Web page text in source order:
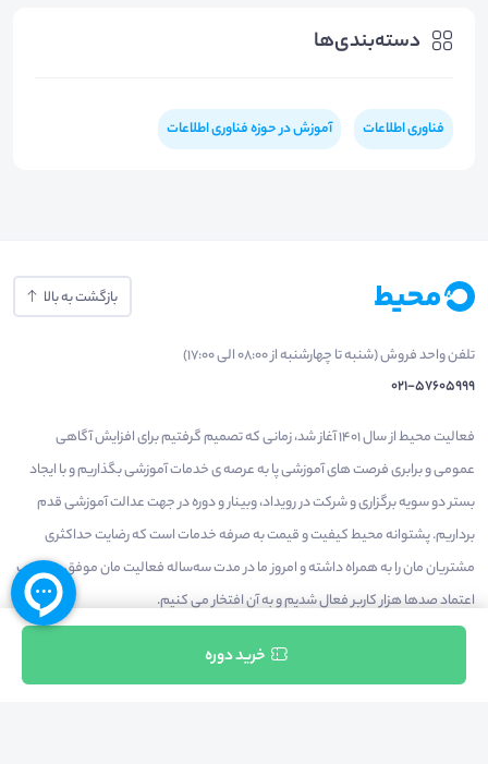
دسته‌بندی‌ها
فناوری اطلاعات آموزش در حوزه فناوری اطلاعات
خرید دوره
بازگشت به بالا
تلفن واحد فروش (شنبه تا چهارشنبه از 08:00 الی 17:00)
021-57605999
فعالیت محیط از سال 1401 آغاز شد، زمانی که تصمیم گرفتیم برای افزایش آگاهی
عمومی و برابری فرصت های آموزشی پا به عرصه ی خدمات آموزشی بگذاریم و با ایجاد
بستر دو سویه برگزاری و شرکت در رویداد، وبینار و دوره در جهت عدالت آموزشی قدم
برداریم. پشتوانه محیط کیفیت و قیمت به صرفه خدمات است که رضایت حداکثری
مشتریان مان را به همراه داشته و امروز ما در مدت سه‌ساله فعالیت مان موفق به کسب
اعتماد صدها هزار کاربر فعال شدیم و به آن افتخار می‌ کنیم.